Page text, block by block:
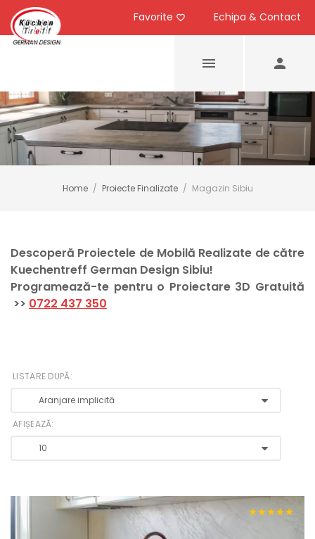
Echipa & Contact
Favorite
Home / Proiecte Finalizate / Magazin Sibiu
Descoperă Proiectele de Mobilă Realizate de către
Kuechentreff German Design Sibiu!
Programează-te pentru o Proiectare 3D Gratuită
>> 0722 437 350
LISTARE DUPĂ:
AFIȘEAZĂ: